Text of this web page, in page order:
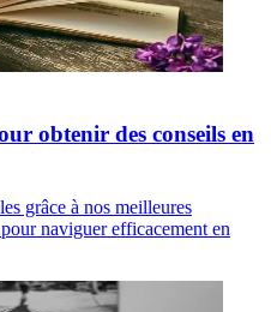
obtenir des conseils en
grâce à nos meilleures
naviguer efficacement en